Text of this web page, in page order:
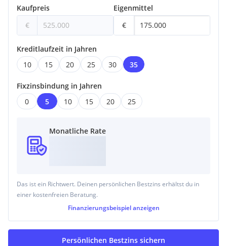
Kaufpreis
€
Eigenmittel
€
Kreditlaufzeit in Jahren
10
15 20 25 30 35
Fixzinsbindung in Jahren
0
5 10 15 20 25
Monatliche Rate
Das ist ein Richtwert. Deinen persönlichen Bestzins erhältst du in
einer kostenfreien Beratung.
Finanzierungsbeispiel anzeigen
Persönlichen Bestzins sichern